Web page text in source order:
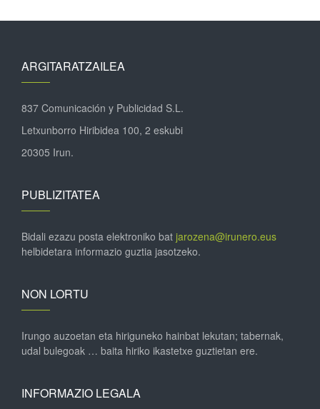
ARGITARATZAILEA
837 Comunicación y Publicidad S.L.
Letxunborro Hiribidea 100, 2 eskubi
20305 Irun.
PUBLIZITATEA
Bidali ezazu posta elektroniko bat jarozena@irunero.eus
helbidetara informazio guztia jasotzeko.
NON LORTU
Irungo auzoetan eta hiriguneko hainbat lekutan; tabernak,
udal bulegoak … baita hiriko ikastetxe guztietan ere.
INFORMAZIO LEGALA